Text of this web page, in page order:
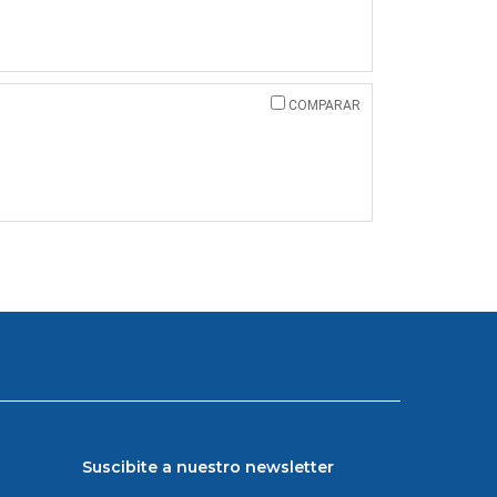
COMPARAR
Suscibite a nuestro newsletter